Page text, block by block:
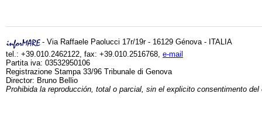
- Via Raffaele Paolucci 17r/19r - 16129 Génova - ITALIA
tel.: +39.010.2462122, fax: +39.010.2516768, e-mail
Partita iva: 03532950106
Registrazione Stampa 33/96 Tribunale di Genova
Director: Bruno Bellio
Prohibida la reproducción, total o parcial, sin el explicito consentimento del